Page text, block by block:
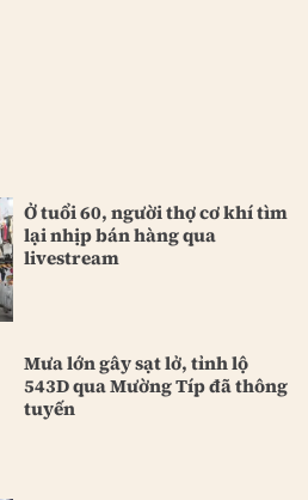
Ở tuổi 60, người thợ cơ khí tìm
lại nhịp bán hàng qua
livestream
Mưa lớn gây sạt lở, tỉnh lộ
543D qua Mường Típ đã thông
tuyến